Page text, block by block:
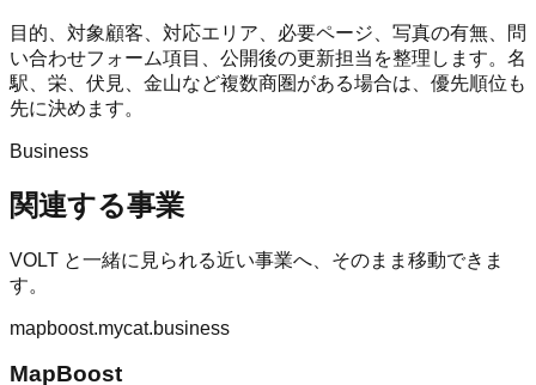
目的、対象顧客、対応エリア、必要ページ、写真の有無、問
い合わせフォーム項目、公開後の更新担当を整理します。名
駅、栄、伏見、金山など複数商圏がある場合は、優先順位も
先に決めます。
Business
関連する事業
VOLT と一緒に見られる近い事業へ、そのまま移動できま
す。
mapboost.mycat.business
MapBoost